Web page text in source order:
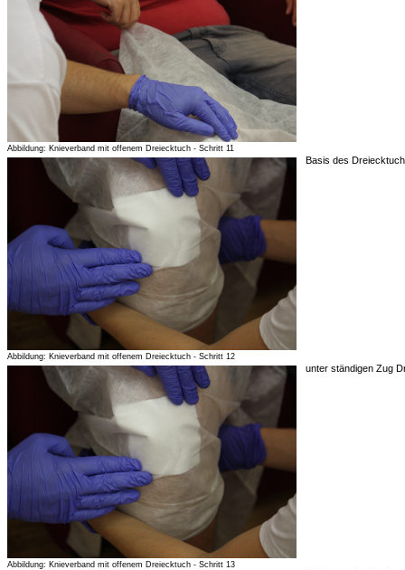
Abbildung: Knieverband mit offenem Dreiecktuch - Schritt 11
Abbildung: Knieverband mit offenem Dreiecktuch - Schritt 12
Basis des
Abbildung: Knieverband mit offenem Dreiecktuch - Schritt 13
unter ständigen Zug